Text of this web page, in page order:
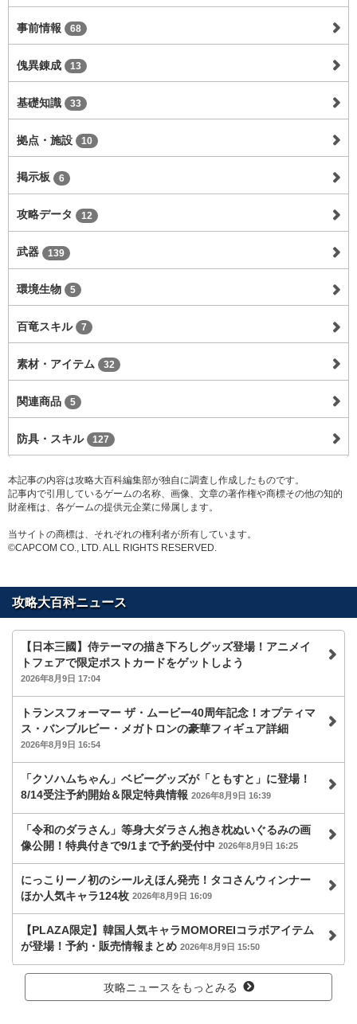
事前情報 68
傀異錬成 13
基礎知識 33
拠点・施設 10
掲示板 6
攻略データ 12
武器 139
環境生物 5
百竜スキル 7
素材・アイテム 32
関連商品 5
防具・スキル 127
本記事の内容は攻略大百科編集部が独自に調査し作成したものです。
記事内で引用しているゲームの名称、画像、文章の著作権や商標その他の知的
財産権は、各ゲームの提供元企業に帰属します。
当サイトの商標は、それぞれの権利者が所有しています。
©CAPCOM CO., LTD. ALL RIGHTS RESERVED.
攻略大百科ニュース
【日本三國】侍テーマの描き下ろしグッズ登場！アニメイ
トフェアで限定ポストカードをゲットしよう
2026年8月9日 17:04
トランスフォーマー ザ・ムービー40周年記念！オプティマ
ス・バンブルビー・メガトロンの豪華フィギュア詳細
2026年8月9日 16:54
「クソハムちゃん」ベビーグッズが「ともすと」に登場！
8/14受注予約開始＆限定特典情報 2026年8月9日 16:39
「令和のダラさん」等身大ダラさん抱き枕ぬいぐるみの画
像公開！特典付きで9/1まで予約受付中 2026年8月9日 16:25
にっこりーノ初のシールえほん発売！タコさんウィンナー
ほか人気キャラ124枚 2026年8月9日 16:09
【PLAZA限定】韓国人気キャラMOMOREIコラボアイテム
が登場！予約・販売情報まとめ 2026年8月9日 15:50
攻略ニュースをもっとみる